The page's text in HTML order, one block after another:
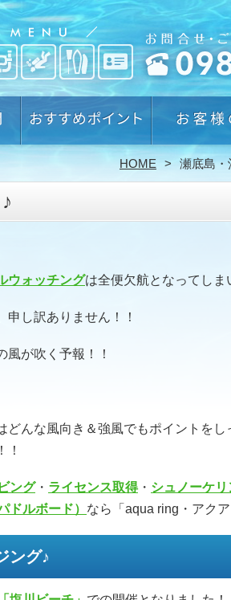
HOME 瀬底島・
ウォッチングは全便欠航となってしま
申し訳ありません！！
風が吹く予報！！
どんな風向き＆強風でもポイントをし
！
ング・ ライセンス取得・ シュノーケ
ドルボード） なら「aqua ring・アク
ング♪